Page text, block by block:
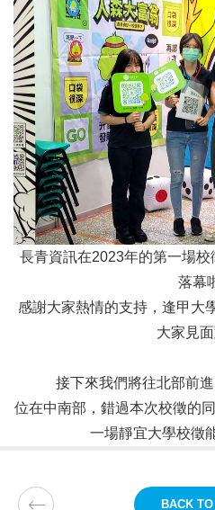
長青資訊在2023年的第一場
落幕
感謝大家熱情的支持，逢甲大
大家見
接下來我們將往北部前
位在中南部，錯過本次校徵的
一場靜宜大學校徵
BACK